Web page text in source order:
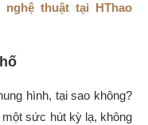
nghệ thuật tại HThao
hình, tại sao không?
sức hút kỳ lạ, không